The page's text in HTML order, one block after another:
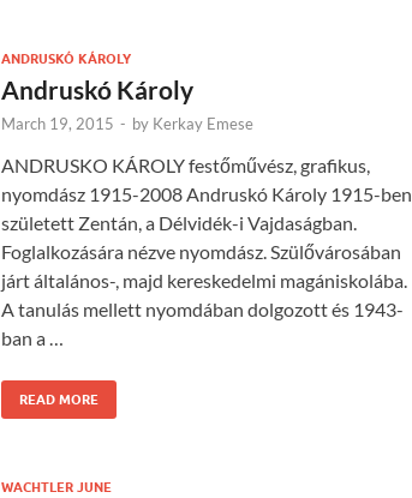
ANDRUSKÓ KÁROLY
Andruskó Károly
March 19, 2015 - by Kerkay Emese
ANDRUSKO KÁROLY festőművész, grafikus,
nyomdász 1915-2008 Andruskó Károly 1915-ben
született Zentán, a Délvidék-i Vajdaságban.
Foglalkozására nézve nyomdász. Szülővárosában
járt általános-, majd kereskedelmi magániskolába.
A tanulás mellett nyomdában dolgozott és 1943-
ban a …
READ MORE
WACHTLER JUNE